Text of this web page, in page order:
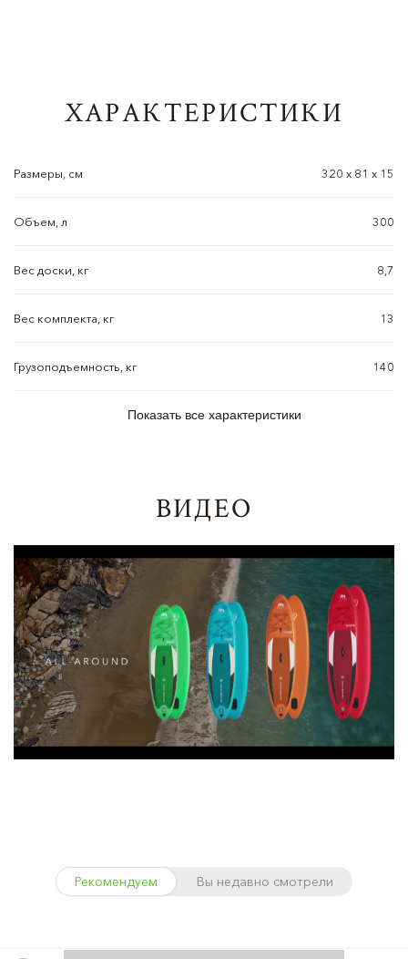
ХАРАКТЕРИСТИКИ
Размеры, см 320 х 81 х 15
Объем, л 300
Вес доски, кг 8,7
Вес комплекта, кг 13
Грузоподъемность, кг 140
Показать все характеристики
ВИДЕО
Рекомендуем Вы недавно смотрели